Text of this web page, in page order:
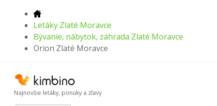
Letáky Zlaté Moravce
Bývanie, nábytok, záhrada Zlaté Moravce
Orion Zlaté Moravce
Najnovšie letáky, ponuky a zľavy